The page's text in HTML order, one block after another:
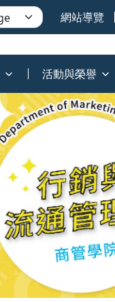
網站導覽
活動與榮譽